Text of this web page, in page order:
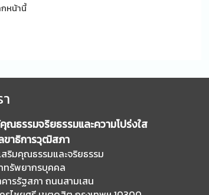
กหน้านี้
ณธรรมจริยธรรมและความโปร่งใส
ขาธิการวุฒิสภา
ริมคุณธรรมและจริยธรรม
รัพยากรบุคคล
าคารรัฐสภา ถนนสามเสน